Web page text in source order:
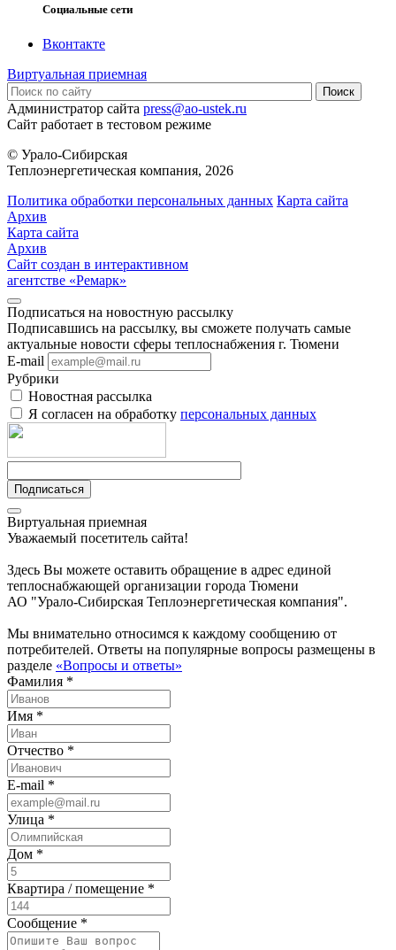
Социальные сети
Вконтакте
Виртуальная приемная
Администратор сайта press@ao-ustek.ru
Сайт работает в тестовом режиме
© Урало-Сибирская
Теплоэнергетическая компания, 2026
Политика обработки персональных данных Карта сайта
Архив
Карта сайта
Архив
Сайт создан в интерактивном
агентстве «Ремарк»
Подписаться на новостную рассылку
Подписавшись на рассылку, вы сможете получать самые
актуальные новости сферы теплоснабжения г. Тюмени
E-mail
Рубрики
Новостная рассылка
Я согласен на обработку персональных данных
Подписаться
Виртуальная приемная
Уважаемый посетитель сайта!
Здесь Вы можете оставить обращение в адрес единой
теплоснабжающей организации города Тюмени
АО "Урало-Сибирская Теплоэнергетическая компания".
Мы внимательно относимся к каждому сообщению от
потребителей. Ответы на популярные вопросы размещены в
разделе «Вопросы и ответы»
Фамилия *
Имя *
Отчество *
E-mail *
Улица *
Дом *
Квартира / помещение *
Сообщение *